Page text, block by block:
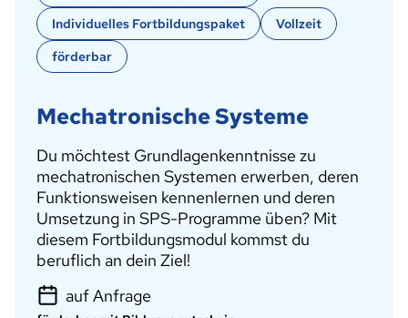
Individuelles Fortbildungspaket
Vollzeit
förderbar
Mechatronische Systeme
Du möchtest Grundlagenkenntnisse zu
mechatronischen Systemen erwerben, deren
Funktionsweisen kennenlernen und deren
Umsetzung in SPS-Programme üben? Mit
diesem Fortbildungsmodul kommst du
beruflich an dein Ziel!
auf Anfrage